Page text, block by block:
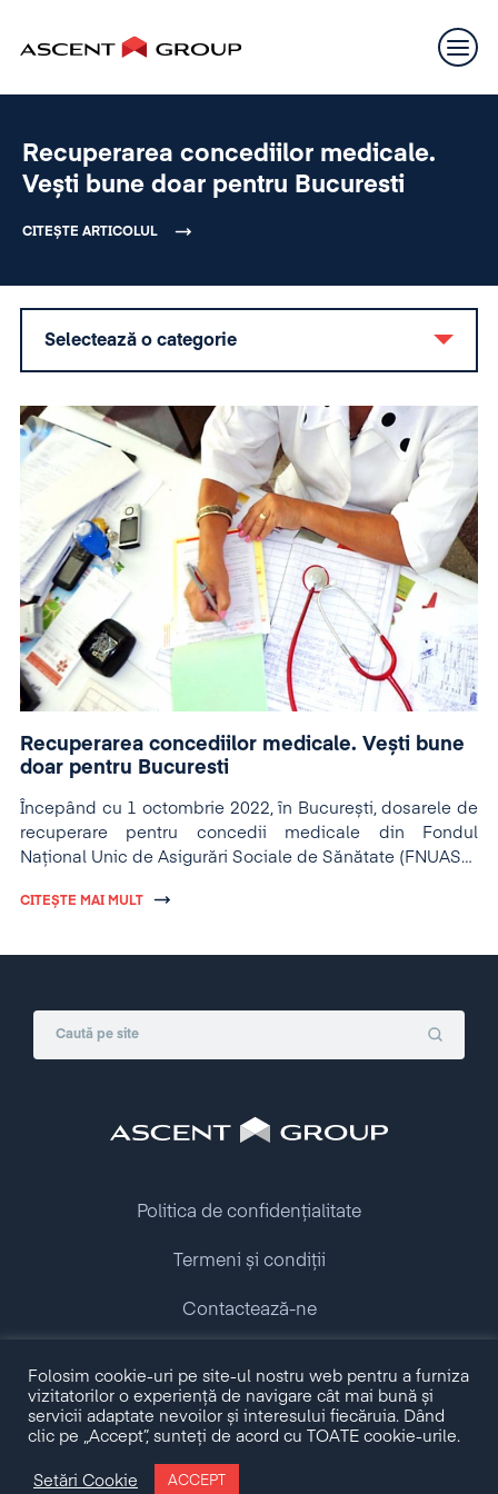
Recuperarea concediilor medicale.
Vești bune doar pentru Bucuresti
CITEȘTE ARTICOLUL
Selectează o categorie
Recuperarea concediilor medicale. Vești bune
doar pentru Bucuresti
Începând cu 1 octombrie 2022, în București, dosarele de
recuperare pentru concedii medicale din Fondul
Național Unic de Asigurări Sociale de Sănătate (FNUASS)
CITEȘTE MAI MULT
Copyright © 2009 - 2026 Ascent Group.
All rights reserved.
Politica de confidențialitate
Termeni și condiții
Contactează-ne
Folosim cookie-uri pe site-ul nostru web pentru a furniza
vizitatorilor o experiență de navigare cât mai bună și
servicii adaptate nevoilor și interesului fiecăruia. Dând
clic pe „Accept”, sunteți de acord cu TOATE cookie-urile.
Setări Cookie ACCEPT